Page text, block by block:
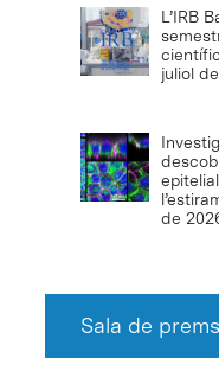
L’IRB
juliol
de
Sala de